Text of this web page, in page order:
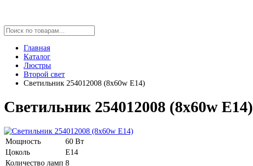
Главная
Каталог
Люстры
Второй свет
Светильник 254012008 (8x60w E14)
Светильник 254012008 (8x60w E14)
Мощность
60 Вт
Цоколь
E14
Количество ламп 8